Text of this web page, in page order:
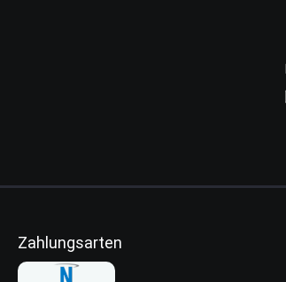
Zahlungsarten